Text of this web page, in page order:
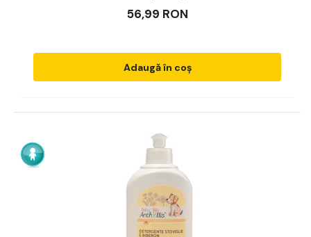
56,99 RON
Adaugă în coș